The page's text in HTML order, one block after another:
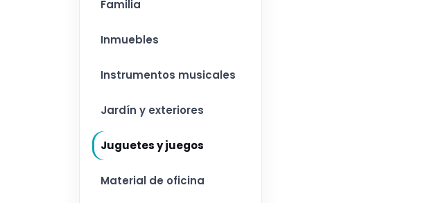
Familia
Inmuebles
Instrumentos musicales
Jardín y exteriores
Juguetes y juegos
Material de oficina